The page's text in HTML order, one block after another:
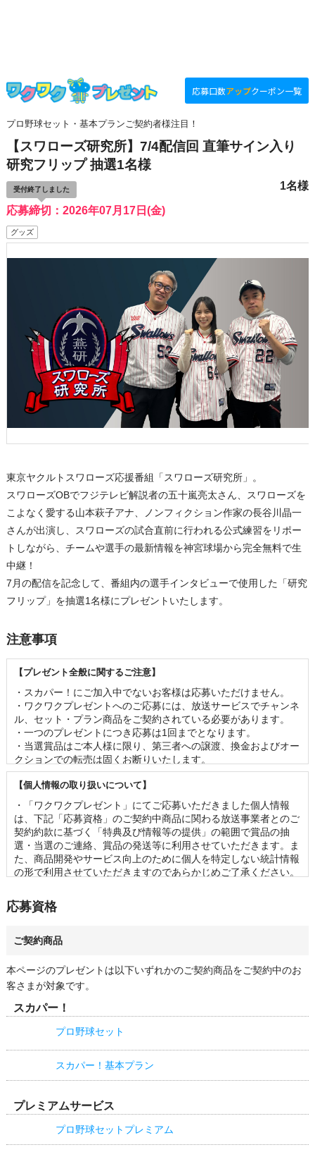
応募口数アップクーポン一覧
プロ野球セット・基本プランご契約者様注目！
【スワローズ研究所】7/4配信回 直筆サイン入り
研究フリップ 抽選1名様
応募締切：2026年07月17日(金)
受付終了しました 1名様
グッズ
東京ヤクルトスワローズ応援番組「スワローズ研究所」。
スワローズOBでフジテレビ解説者の五十嵐亮太さん、スワローズを
こよなく愛する山本萩子アナ、ノンフィクション作家の長谷川晶一
さんが出演し、スワローズの試合直前に行われる公式練習をリポー
トしながら、チームや選手の最新情報を神宮球場から完全無料で生
中継！
7月の配信を記念して、番組内の選手インタビューで使用した「研究
フリップ」を抽選1名様にプレゼントいたします。
注意事項
【プレゼント全般に関するご注意】
・スカパー！にご加入中でないお客様は応募いただけません。
・ワクワクプレゼントへのご応募には、放送サービスでチャンネ
ル、セット・プラン商品をご契約されている必要があります。
・一つのプレゼントにつき応募は1回までとなります。
・当選賞品はご本人様に限り、第三者への譲渡、換金およびオー
クションでの転売は固くお断りいたします。
・賞品の内容（イベントの出演者、グッズの名称・仕様等）は事
前の予告なく変更となる場合がございます。
・お客様の当選機会均等のため、一度当選されたお客様は2ヶ月
以内の再当選はできませんのであらかじめご了承ください。
・当選の発表は、当選の通知をもって代えさせていただきます。
なお、賞品のお届け先は日本国内に限らせていただきます。
・応募状況、および当落に関するお問い合わせは一切ご回答でき
かねます。
・賞品の管理には万全を期しておりますが、配送を伴う賞品にお
可能性がございます。予めご容赦ください。
【個人情報の取り扱いについて】
・「ワクワクプレゼント」にてご応募いただきました個人情報
は、下記「応募資格」のご契約中商品に関わる放送事業者とのご
契約約款に基づく「特典及び情報等の提供」の範囲で賞品の抽
選・当選のご連絡、賞品の発送等に利用させていただきます。ま
た、商品開発やサービス向上のために個人を特定しない統計情報
の形で利用させていただきますのであらかじめご了承ください。
る場合には、あらかじめ必要事項を通知いたしますのでご確認く
ださい。
会社のプライバシーポリシーをご参照ください。
応募資格
ご契約商品
本ページのプレゼントは以下いずれかのご契約商品をご契約中のお
客さまが対象です。
スカパー！
プロ野球セット
スカパー！基本プラン
プレミアムサービス
プロ野球セットプレミアム